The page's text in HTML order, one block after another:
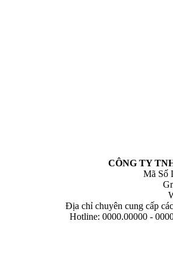
CÔNG TY
Mã Số
Địa chỉ chuyên cung cấp
Hotline: 0000.00000 -